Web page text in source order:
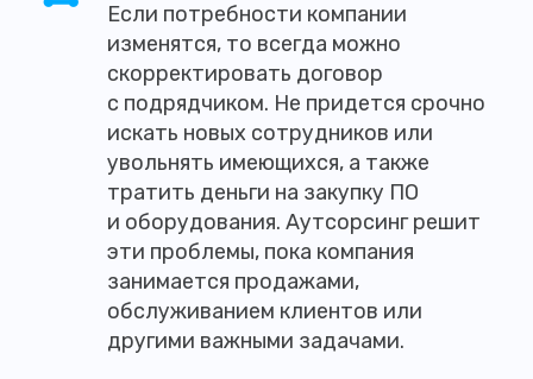
Если потребности компании
изменятся, то всегда можно
скорректировать договор
с подрядчиком. Не придется срочно
искать новых сотрудников или
увольнять имеющихся, а также
тратить деньги на закупку ПО
и оборудования. Аутсорсинг решит
эти проблемы, пока компания
занимается продажами,
обслуживанием клиентов или
другими важными задачами.